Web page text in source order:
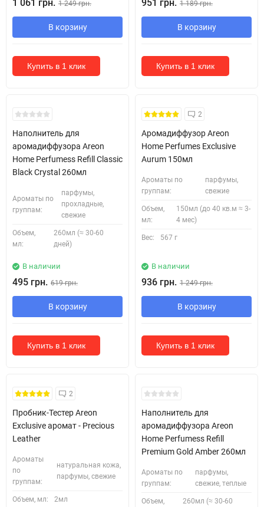
1 061 грн. 1 249 грн.
В корзину
Купить в 1 клик
951 грн. 1 189 грн.
В корзину
Купить в 1 клик
Наполнитель для
аромадиффузора Areon
Home Perfumess Refill Classic
Black Crystal 260мл
Ароматы по
группам:
парфумы,
прохладные,
свежие
Объем,
мл:
260мл (≈ 30-60
дней)
В наличии
495 грн. 619 грн.
В корзину
Купить в 1 клик
2
Аромадиффузор Areon
Home Perfumes Exclusive
Aurum 150мл
Ароматы по
группам:
парфумы,
свежие
Объем,
мл:
150мл (до 40 кв.м ≈ 3-
4 мес)
Вес: 567 г
В наличии
936 грн. 1 249 грн.
В корзину
Купить в 1 клик
Кожні 1500₴ чеку = 1 тестер
2
Пробник-Тестер Areon
Exclusive аромат - Precious
Leather
Ароматы
по
группам:
натуральная кожа,
парфумы, свежие
Объем, мл: 2мл
Наполнитель для
аромадиффузора Areon
Home Perfumess Refill
Premium Gold Amber 260мл
Ароматы по
группам:
парфумы,
свежие, теплые
Объем,
260мл (≈ 30-60